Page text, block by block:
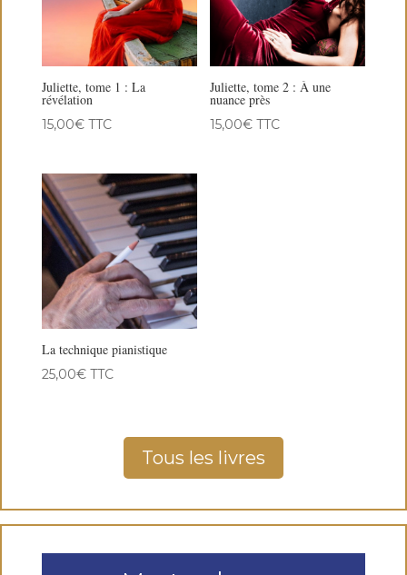
Juliette, tome 1 : La
révélation
15,00€ TTC
Juliette, tome 2 : À une
nuance près
15,00€ TTC
La technique pianistique
25,00€ TTC
Tous les livres